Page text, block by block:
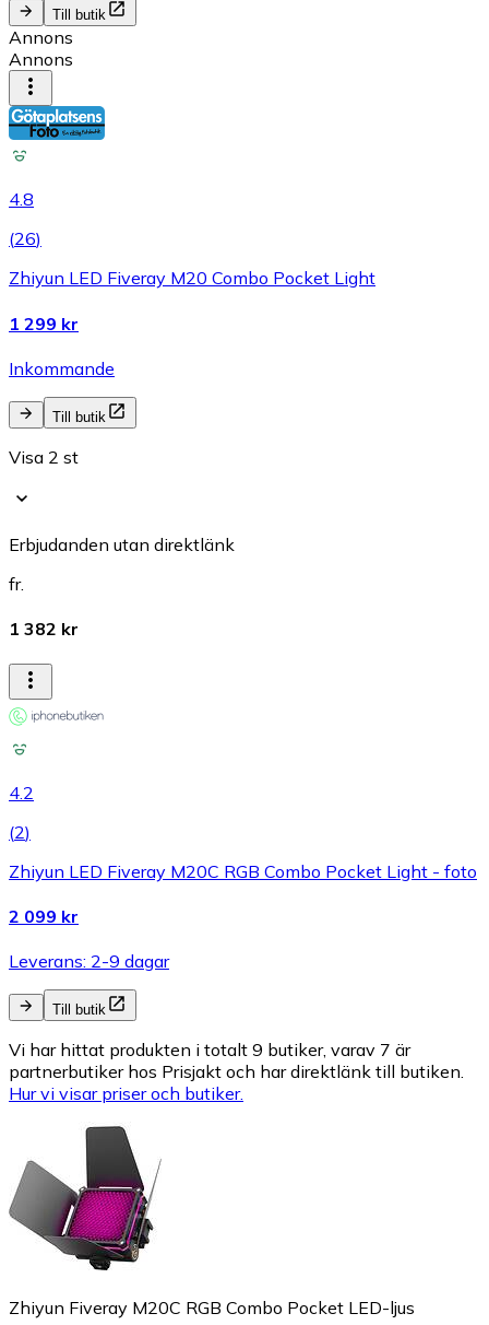
Till butik
Annons
Annons
4.8
(26)
Zhiyun LED Fiveray M20 Combo Pocket Light
1 299 kr
Inkommande
Till butik
Visa 2 st
Erbjudanden utan direktlänk
fr.
1 382 kr
4.2
(2)
Zhiyun LED Fiveray M20C RGB Combo Pocket Light - foto
2 099 kr
Leverans: 2-9 dagar
Till butik
Vi har hittat produkten i totalt 9 butiker, varav 7 är
partnerbutiker hos Prisjakt och har direktlänk till butiken.
Hur vi visar priser och butiker.
Zhiyun Fiveray M20C RGB Combo Pocket LED-ljus